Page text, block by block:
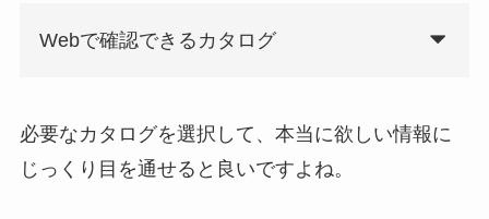
Webで確認できるカタログ
必要なカタログを選択して、本当に欲しい情報に
じっくり目を通せると良いですよね。